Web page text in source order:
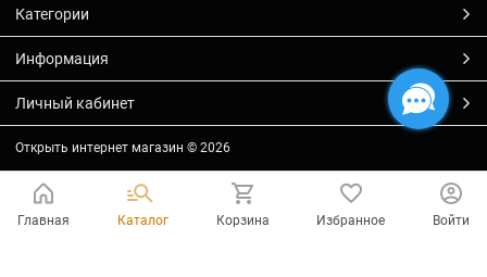
Категории
Информация
Личный кабинет
Открыть интернет магазин © 2026
Главная Каталог Корзина Избранное Войти